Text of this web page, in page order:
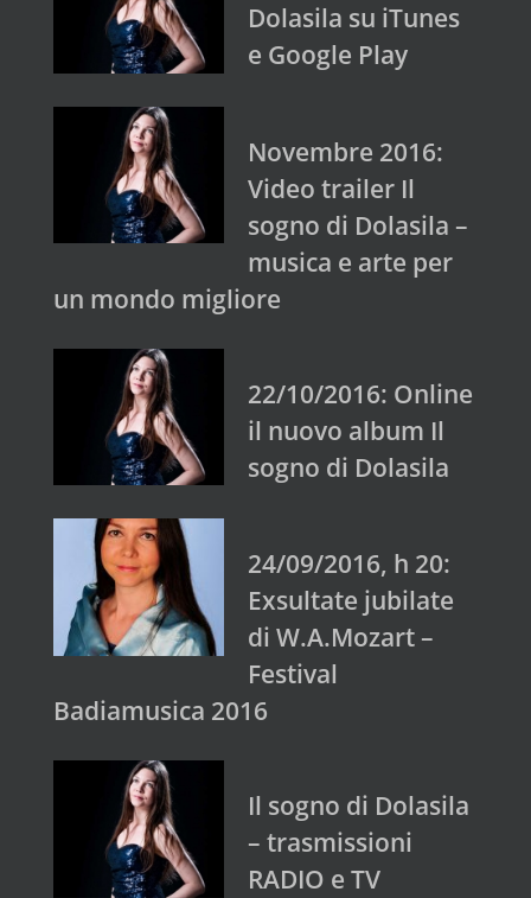
Dolasila su iTunes
e Google Play
Novembre 2016:
Video trailer Il
sogno di Dolasila –
musica e arte per
un mondo migliore
22/10/2016: Online
il nuovo album Il
sogno di Dolasila
24/09/2016, h 20:
Exsultate jubilate
di W.A.Mozart –
Festival
Badiamusica 2016
Il sogno di Dolasila
– trasmissioni
RADIO e TV